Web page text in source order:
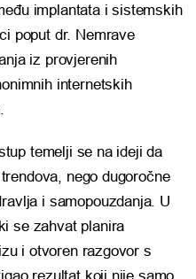
implantata i sistemskih
poput dr. Nemrave
iz provjerenih
internetskih
temelji se na ideji da
nego dugoročne
i samopouzdanja. U
se zahvat planira
i otvoren razgovor s